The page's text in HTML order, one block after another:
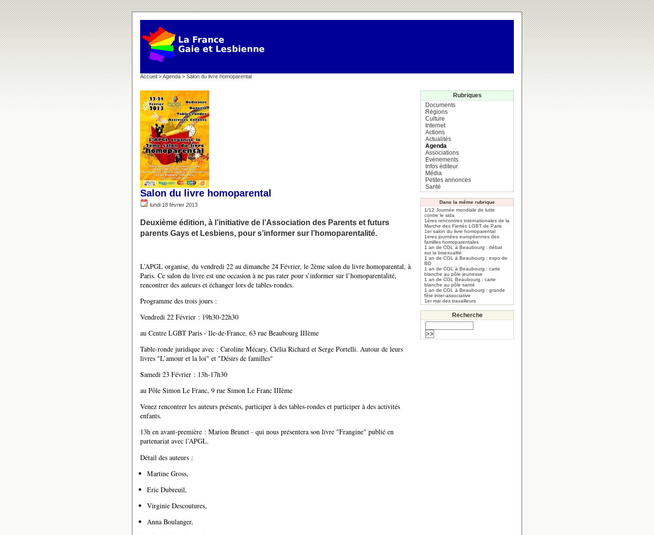
Accueil >Agenda > Salon du livre homoparental
Salon du livre homoparental
lundi 18 février 2013
Deuxième édition, à l’initiative de l’Association des Parents et futurs
parents Gays et Lesbiens, pour s’informer sur l’homoparentalité.
L’APGL organise, du vendredi 22 au dimanche 24 Février, le 2ème salon du livre homoparental, à
Paris. Ce salon du livre est une occasion à ne pas rater pour s’informer sur l’homoparentalité,
rencontrer des auteurs et échanger lors de tables-rondes.
Programme des trois jours :
Vendredi 22 Février : 19h30-22h30
au Centre LGBT Paris - Ile-de-France, 63 rue Beaubourg IIIème
Table-ronde juridique avec : Caroline Mécary, Clélia Richard et Serge Portelli. Autour de leurs
livres "L’amour et la loi" et "Désirs de familles"
Samedi 23 Février : 13h-17h30
au Pôle Simon Le Franc, 9 rue Simon Le Franc IIIème
Venez rencontrer les auteurs présents, participer à des tables-rondes et participer à des activités
enfants.
13h en avant-première : Marion Brunet - qui nous présentera son livre "Frangine" publié en
partenariat avec l’APGL.
Détail des auteurs :
Martine Gross,
Eric Dubreuil,
Virginie Descoutures,
Anna Boulanger,
Rubriques
Documents
Régions
Culture
Internet
Actions
Actualités
Agenda
Associations
Evénements
Infos éditeur
Média
Petites annonces
Santé
Dans la même rubrique
1/12 Journée mondiale de lutte
contre le sida
1ères rencontres internationales de la
Marche des Fiertés LGBT de Paris
1er salon du livre homoparental
1eres journées européennes des
familles homoparentales
1 an de CGL à Beaubourg : débat
sur la bisexualité
1 an de CGL à Beaubourg : expo de
BD
1 an de CGL à Beaubourg : carte
blanche au pôle jeunesse
1 an de CGL Beaubourg : carte
blanche au pôle santé
1 an de CGL à Beaubourg : grande
fête inter-associative
1er mai des travailleurs
Recherche